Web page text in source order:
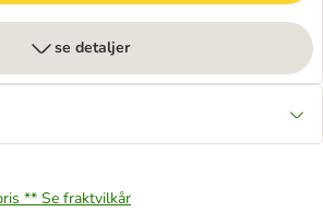
se detaljer
** Se fraktvilkår